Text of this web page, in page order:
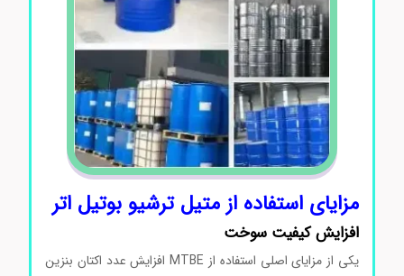
مزایای استفاده از متیل ترشیو بوتیل اتر
افزایش کیفیت سوخت
یکی از مزایای اصلی استفاده از MTBE افزایش عدد اکتان بنزین